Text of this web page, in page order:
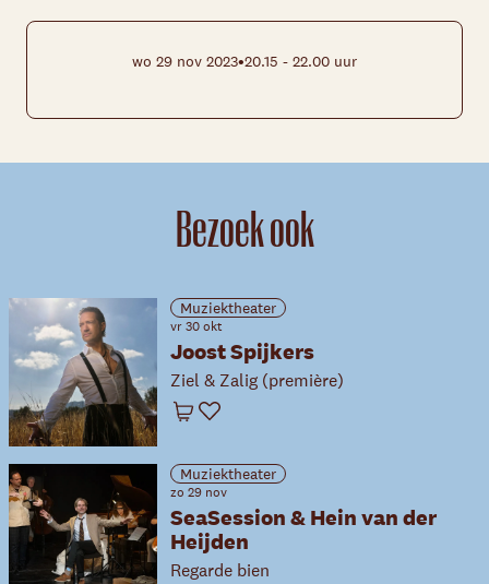
wo 29 nov 2023•20.15 - 22.00 uur
Bezoek ook
Muziektheater
vr 30 okt
Joost Spijkers
Ziel & Zalig (première)
Winkelwagen
Favoriet
Muziektheater
zo 29 nov
SeaSession & Hein van der
Heijden
Regarde bien